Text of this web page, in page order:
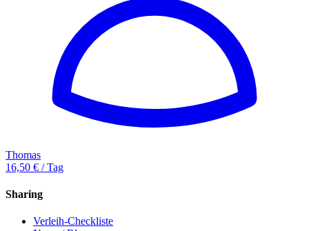
Thomas
16,50 € / Tag
Sharing
Verleih-Checkliste